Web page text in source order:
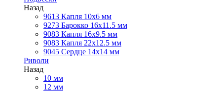
Назад
9613 Капля 10х6 мм
9273 Барокко 16x11.5 мм
9083 Капля 16x9.5 мм
9083 Капля 22x12.5 мм
9045 Сердце 14х14 мм
Риволи
Назад
10 мм
12 мм